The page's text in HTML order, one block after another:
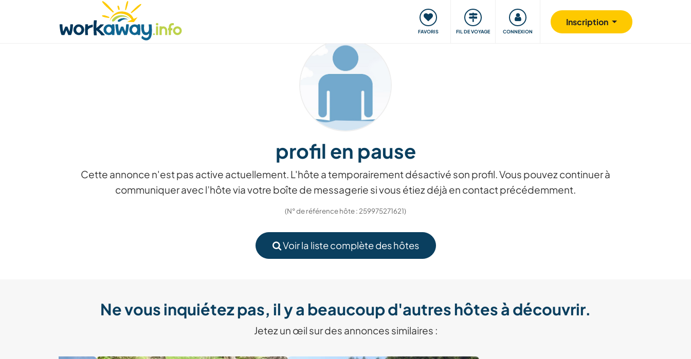
FAVORIS FIL DE VOYAGE CONNEXION
Inscription
Trouver hôte Covoyager Voyager, apprendre Communauté S'impliquer Sécurité
profil en pause
Cette annonce n'est pas active actuellement. L'hôte a temporairement désactivé son profil. Vous pouvez continuer à
communiquer avec l’hôte via votre boîte de messagerie si vous étiez déjà en contact précédemment.
(N° de référence hôte : 259975271621)
Voir la liste complète des hôtes
Ne vous inquiétez pas, il y a beaucoup d'autres hôtes à découvrir.
Jetez un œil sur des annonces similaires :